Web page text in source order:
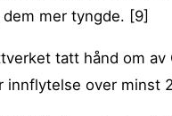
mer tyngde. [9]
tatt hånd om
innflytelse over minst